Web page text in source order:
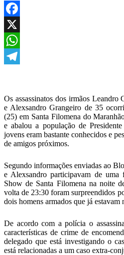
Facebook
X
WhatsApp
Os assassinatos dos irmãos Leandro
e Alexsandro Grangeiro de 35
(25) em Santa Filomena do
e abalou a população de
jovens eram bastante conhecidos e
de amigos próximos.
Segundo informações enviadas ao
e Alexsandro participavam de uma
Show de Santa Filomena na noite
volta de 23:30 foram surpreendidos
dois homens armados que já
De acordo com a polícia o
características de crime de
delegado que está investigando o
está relacionadas a um caso extra-